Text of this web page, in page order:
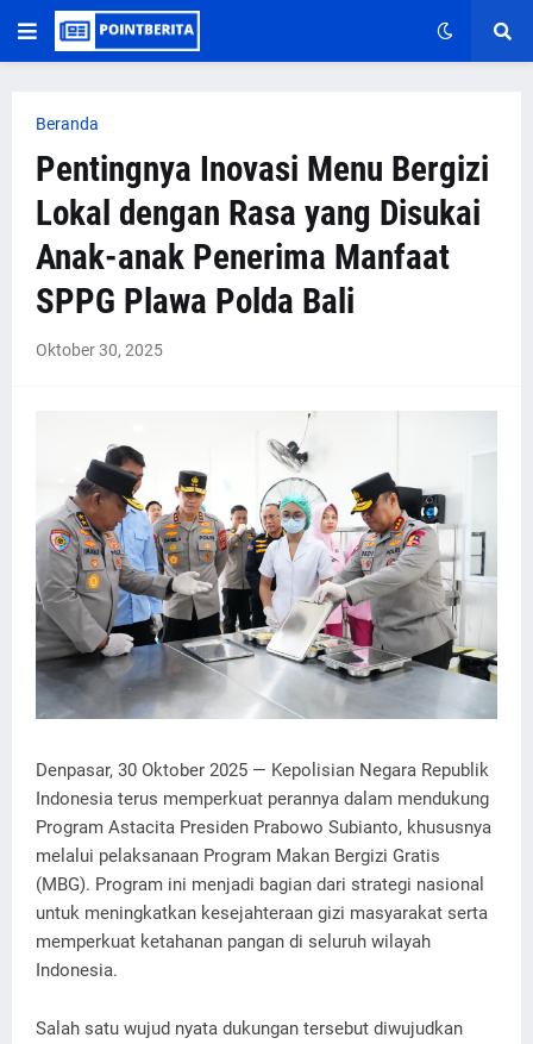
Beranda
Pentingnya Inovasi Menu Bergizi
Lokal dengan Rasa yang Disukai
Anak-anak Penerima Manfaat
SPPG Plawa Polda Bali
Oktober 30, 2025
Denpasar, 30 Oktober 2025 — Kepolisian Negara Republik
Indonesia terus memperkuat perannya dalam mendukung
Program Astacita Presiden Prabowo Subianto, khususnya
melalui pelaksanaan Program Makan Bergizi Gratis
(MBG). Program ini menjadi bagian dari strategi nasional
untuk meningkatkan kesejahteraan gizi masyarakat serta
memperkuat ketahanan pangan di seluruh wilayah
Indonesia.
Salah satu wujud nyata dukungan tersebut diwujudkan